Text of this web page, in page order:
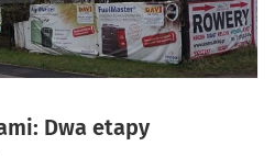
Dwa etapy